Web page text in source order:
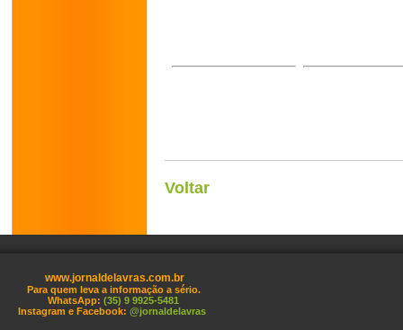
Voltar
www.jornaldelavras.com.br
Para quem leva a informação a sério.
WhatsApp: (35) 9 9925-5481
Instagram e Facebook: @jornaldelavras